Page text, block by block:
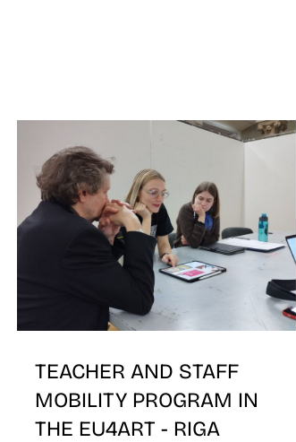
TEACHER AND STAFF
MOBILITY PROGRAM IN
THE EU4ART - RIGA